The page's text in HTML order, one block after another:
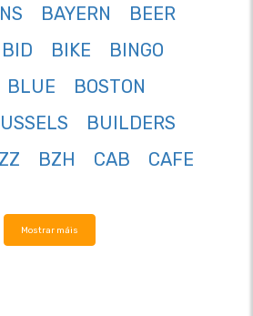
BAYERN
BEER
BID BIKE
BINGO
BLUE
BOSTON
BUILDERS
BZH CAB
CAFE
Mostrar máis